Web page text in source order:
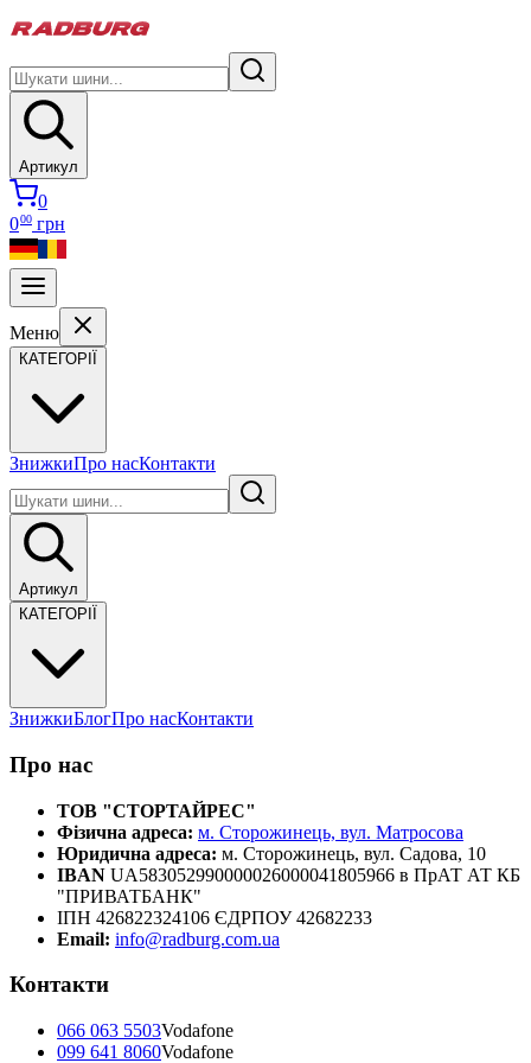
Артикул
0
000 грн
Меню
КАТЕГОРІЇ
ЗнижкиПро насКонтакти
Артикул
КАТЕГОРІЇ
ЗнижкиБлогПро насКонтакти
Про нас
ТОВ "СТОРТАЙРЕС"
Фізична адреса: м. Сторожинець, вул. Матросова
Юридична адреса: м. Сторожинець, вул. Садова, 10
IBAN UA583052990000026000041805966 в ПрАТ АТ КБ
"ПРИВАТБАНК"
ІПН 426822324106 ЄДРПОУ 42682233
Email: info@radburg.com.ua
Контакти
066 063 5503Vodafone
099 641 8060Vodafone